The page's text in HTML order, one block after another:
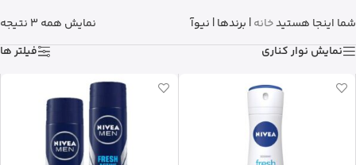
شما اینجا هستیدخانه| برندها| نیوآ
نمایش همه 3 نتیجه
نمایش نوار کناری
فیلتر ها